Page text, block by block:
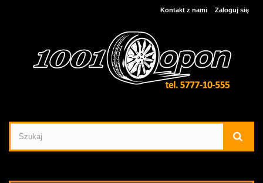
Zaloguj się
Kontakt z nami